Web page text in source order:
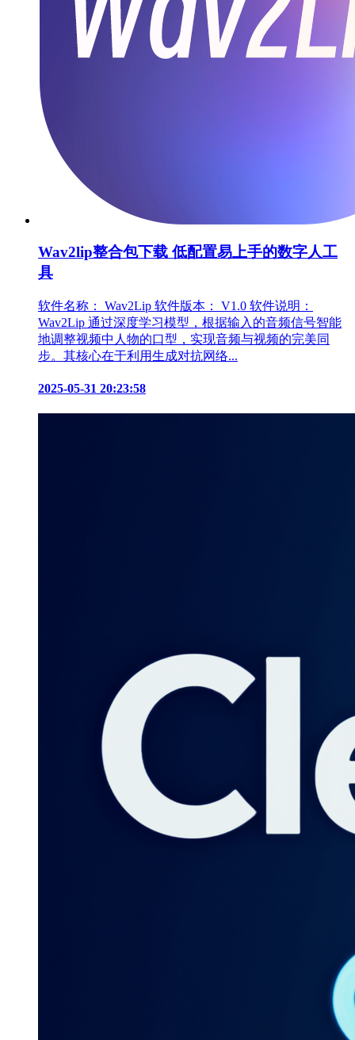
Wav2lip整合包下载 低配置易上手的数字人工
具
软件名称： Wav2Lip 软件版本： V1.0 软件说明：
Wav2Lip 通过深度学习模型，根据输入的音频信号智能
地调整视频中人物的口型，实现音频与视频的完美同
步。其核心在于利用生成对抗网络...
2025-05-31 20:23:58